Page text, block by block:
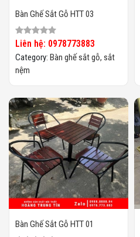
Bàn Ghế Sắt Gỗ HTT 03
Liên hệ: 0978773883
Category: Bàn ghế sắt gỗ, sắt
nệm
Bàn Ghế Sắt Gỗ HTT 01